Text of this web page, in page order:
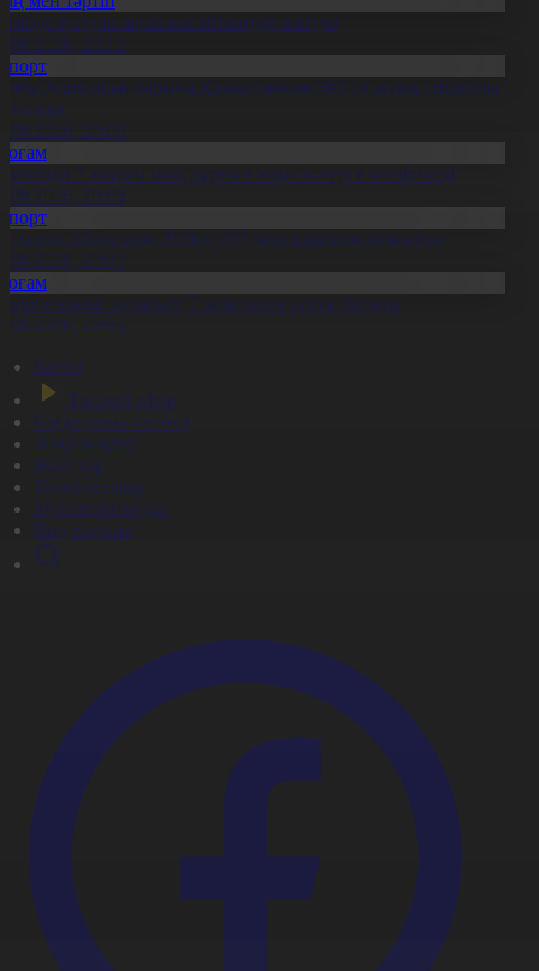
қолдан ақша жасайтындар азайды
20:10
Азия ойындарына Қазақстаннан 500-ге жуық спортшы
20:09
7 жарым мың тұрғын жаңа пәтерге көшіріледі
20:08
ойындары-2026»: 453 млн қаралым жиналды
20:07
қоныс аударып, 7 млн теңге алуға болады
20:06
Басты
Тікелей эфир
Бағдарлама кестесі
Жаңалықтар
Жобалар
Телехикаялар
Мультсериалдар
Видеоархив